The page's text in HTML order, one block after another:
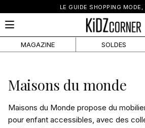
LE GUIDE SHOPPING MODE,
MAGAZINE SOLDES
Maisons du monde
Maisons du Monde propose du
pour enfant accessibles, avec des